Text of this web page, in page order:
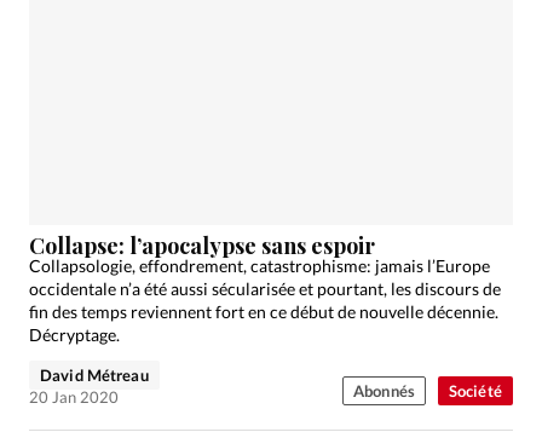
Société
Collapse: l’apocalypse sans espoir
Collapsologie, effondrement, catastrophisme: jamais l’Europe
occidentale n’a été aussi sécularisée et pourtant, les discours de
fin des temps reviennent fort en ce début de nouvelle décennie.
Décryptage.
David Métreau
20 Jan 2020
Abonnés